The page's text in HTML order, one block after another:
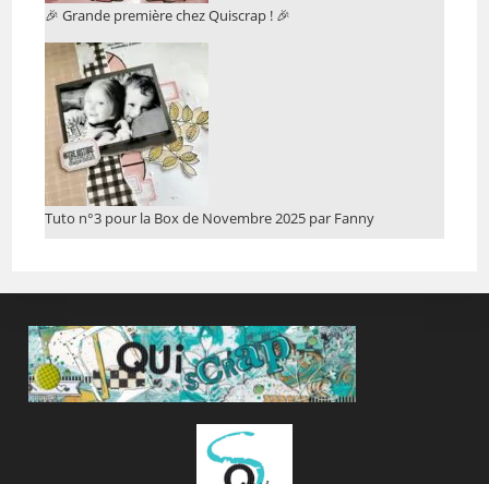
🎉 Grande première chez Quiscrap ! 🎉
Tuto n°3 pour la Box de Novembre 2025 par Fanny